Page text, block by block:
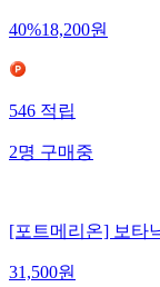
40%18,200원
546 적립
2명 구매중
[포트메리온] 보타
31,500원